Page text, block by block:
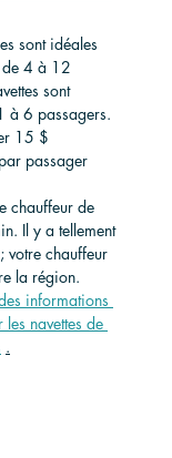
sont idéales
de 4 à 12
sont
à 6 passagers.
15 $
passager
chauffeur de
Il y a tellement
votre chauffeur
la région.
informations
les navettes de
.